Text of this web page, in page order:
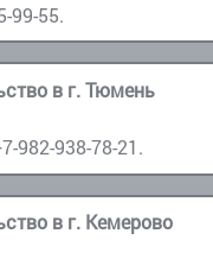
99-55.
в г. Тюмень
982-938-78-21.
в г. Кемерово